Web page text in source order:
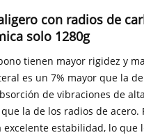
con radios de
solo 1280g
tienen mayor rigidez y
es un 7% mayor que la
de vibraciones de
la de los radios de
estabilidad, lo que